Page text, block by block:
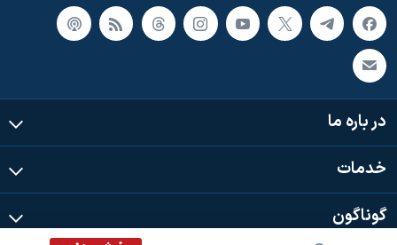
در باره ما
خدمات
گوناگون